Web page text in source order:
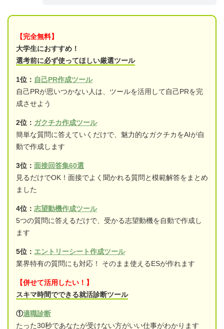
【完全無料】
大学生におすすめ！
選考前に必ず使ってほしい厳選ツール
1位： 自己PR作成ツール
自己PRが思いつかない人は、ツールを活用して自己PRを完
成させよう
2位： ガクチカ作成ツール
簡単な質問に答えていくだけで、魅力的なガクチカをAIが自
動で作成します
3位： 面接回答集60選
見るだけでOK！面接でよく聞かれる質問と模範解答をまとめ
ました
4位： 志望動機作成ツール
5つの質問に答えるだけで、受かる志望動機を自動で作成し
ます
5位： エントリーシート作成ツール
業界特有の質問にも対応！ そのまま使えるESが作れます
【併せて活用したい！】
スキマ時間でできる就活診断ツール
①適職診断
たった30秒であなたが受けない方がいい仕事がわかります